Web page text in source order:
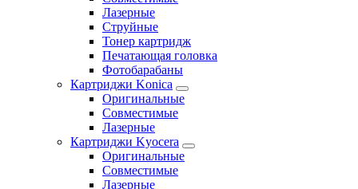
Лазерные
Струйные
Тонер картридж
Печатающая головка
Фотобарабаны
Картриджи Konica
Оригинальные
Совместимые
Лазерные
Картриджи Kyocera
Оригинальные
Совместимые
Лазерные